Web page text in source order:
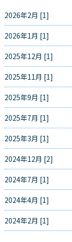
2026年2月 [1]
2026年1月 [1]
2025年12月 [1]
2025年11月 [1]
2025年9月 [1]
2025年7月 [1]
2025年3月 [1]
2024年12月 [2]
2024年7月 [1]
2024年4月 [1]
2024年2月 [1]